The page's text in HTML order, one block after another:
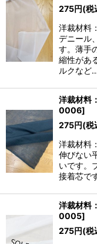
275円(税
洋裁材料
デニール
す。薄手
縮性があ
ルクなど
洋裁材料
0006]
275円(税
洋裁材料
伸びない
いです。
接着芯で
洋裁材料
0005]
275円(税